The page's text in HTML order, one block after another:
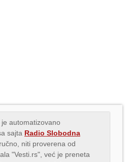
automatizovano
sajta Radio Slobodna
niti proverena od
"Vesti.rs", već je preneta